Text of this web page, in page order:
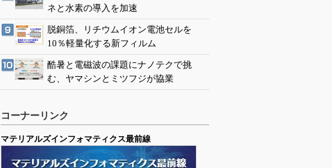
ネと水素の導入を加速
脱銅箔、リチウムイオン電池セルを
10％軽量化する新フィルム
酷暑と電磁波の課題にナノテクで挑
む、ヤマシンとミツフジが協業
コーナーリンク
マテリアルズインフォマティクス最前線